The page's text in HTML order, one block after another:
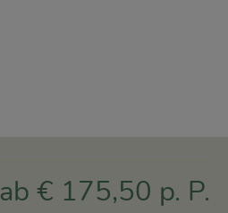
ab € 175,50 p. P.